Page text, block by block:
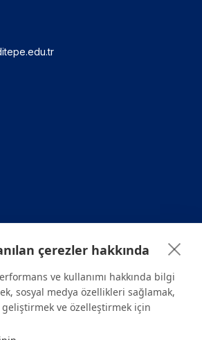
yalnızca bilgilendirme amaçlıdır.
için mutlaka doktoruza ya da bir sağlık
çerezler hakkında
ve kullanımı hakkında bilgi
sosyal medya özellikleri sağlamak,
geliştirmek ve özelleştirmek için